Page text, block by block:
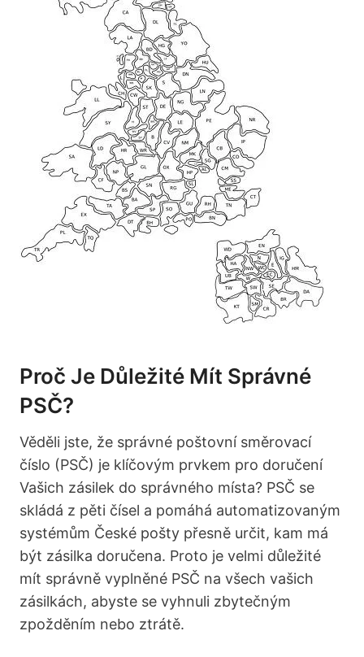
Proč Je Důležité Mít Správné
PSČ?
Věděli jste, že správné poštovní směrovací
číslo (PSČ) je klíčovým prvkem pro doručení
Vašich zásilek do správného místa? PSČ se
skládá z pěti čísel a pomáhá automatizovaným
systémům České pošty přesně určit, kam má
být zásilka doručena. Proto je velmi důležité
mít správně vyplněné PSČ na všech vašich
zásilkách, abyste se vyhnuli zbytečným
zpožděním nebo ztrátě.